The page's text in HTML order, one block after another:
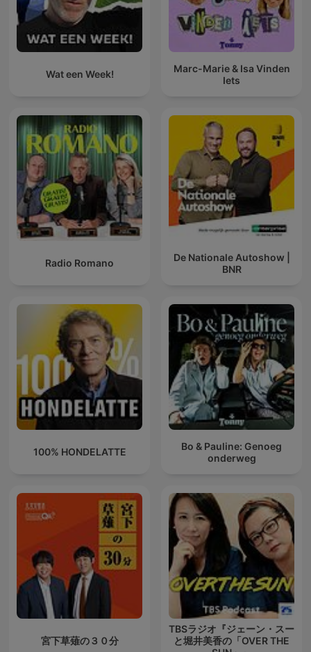
Wat een Week!
Marc-Marie & Isa Vinden
Iets
Radio Romano
De Nationale Autoshow |
BNR
100% HONDELATTE
Bo & Pauline: Genoeg
onderweg
宮下草薙の３０分
TBSラジオ『ジェーン・スー
と堀井美香の「OVER THE